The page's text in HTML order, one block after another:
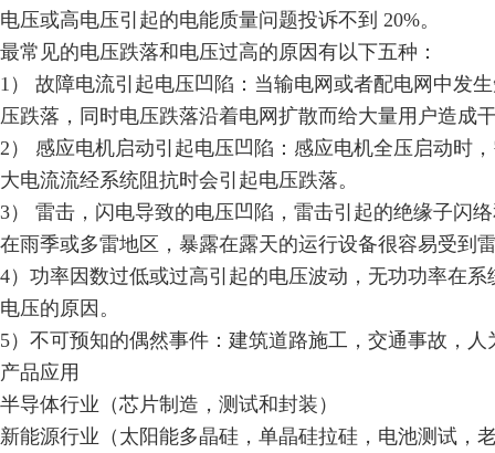
电压或高电压引起的电能质量问题投诉不到 20%。
最常见的电压跌落和电压过高的原因有以下五种：
1） 故障电流引起电压凹陷：当输电网或者配电网中发
压跌落，同时电压跌落沿着电网扩散而给大量用户造成
2） 感应电机启动引起电压凹陷：感应电机全压启动时
大电流流经系统阻抗时会引起电压跌落。
3） 雷击，闪电导致的电压凹陷，雷击引起的绝缘子闪
在雨季或多雷地区，暴露在露天的运行设备很容易受到
4）功率因数过低或过高引起的电压波动， 无功功率在系
电压的原因。
5）不可预知的偶然事件：建筑道路施工，交通事故，人
产品应用
半导体行业（芯片制造，测试和封装）
新能源行业（太阳能多晶硅，单晶硅拉硅，电池测试，